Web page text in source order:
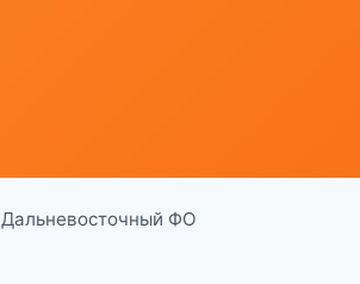
Дальневосточный ФО